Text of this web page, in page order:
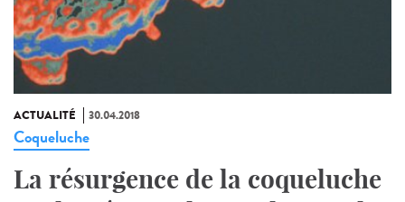
ACTUALITÉ 30.04.2018
Coqueluche
La résurgence de la coqueluche